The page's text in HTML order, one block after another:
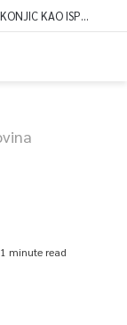
VATROGASCI CIVILNE ZAŠTITE KS UPUĆENI U KONJIC KAO ISPOMOĆ U GAŠENJU POŽARA
1 minute read